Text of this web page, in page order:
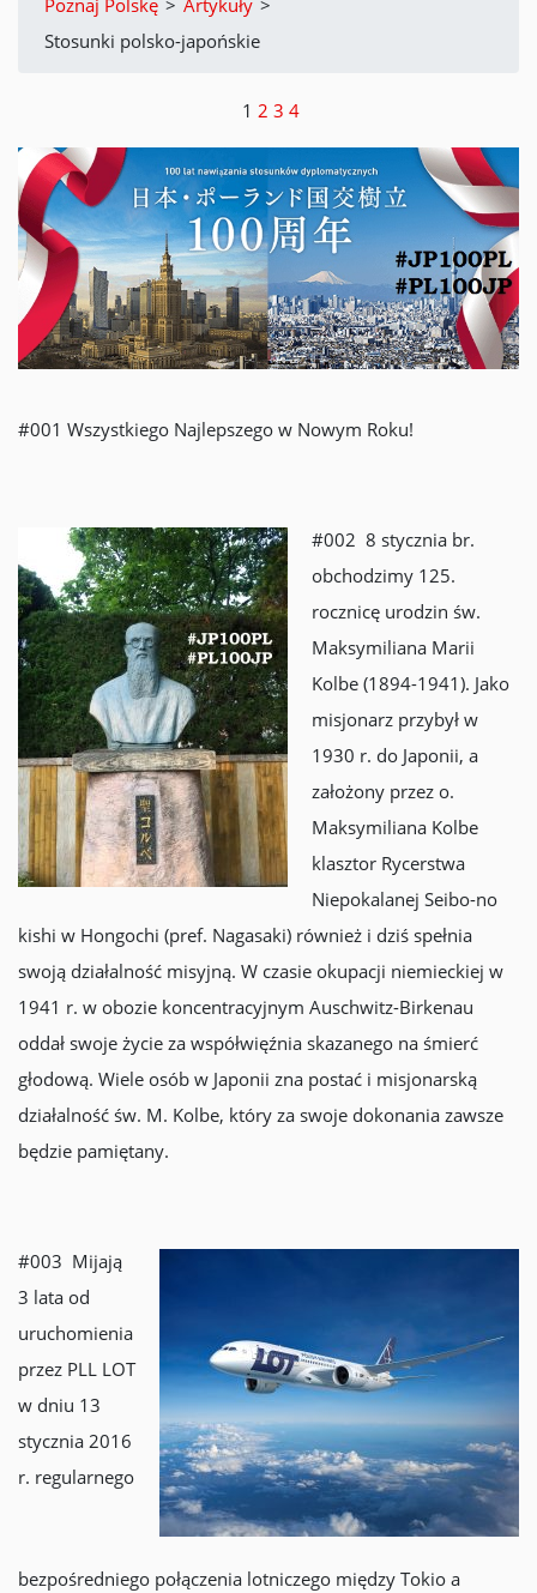
Poznaj Polskę > Artykuły >
Stosunki polsko-japońskie
1 2 3 4
#001 Wszystkiego Najlepszego w Nowym Roku!
#002 8 stycznia br.
obchodzimy 125.
rocznicę urodzin św.
Maksymiliana Marii
Kolbe (1894-1941). Jako
misjonarz przybył w
1930 r. do Japonii, a
założony przez o.
Maksymiliana Kolbe
klasztor Rycerstwa
Niepokalanej Seibo-no
kishi w Hongochi (pref. Nagasaki) również i dziś spełnia
swoją działalność misyjną. W czasie okupacji niemieckiej w
1941 r. w obozie koncentracyjnym Auschwitz-Birkenau
oddał swoje życie za współwięźnia skazanego na śmierć
głodową. Wiele osób w Japonii zna postać i misjonarską
działalność św. M. Kolbe, który za swoje dokonania zawsze
będzie pamiętany.
#003 Mijają
3 lata od
uruchomienia
przez PLL LOT
w dniu 13
stycznia 2016
r. regularnego
bezpośredniego połączenia lotniczego między Tokio a